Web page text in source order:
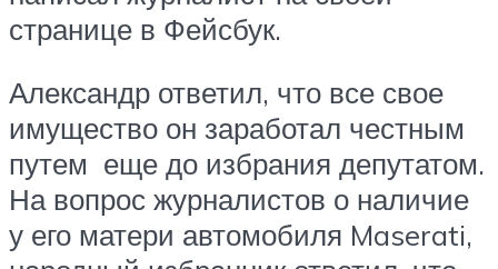
странице в Фейсбук.
Александр ответил, что все свое
имущество он заработал честным
путем еще до избрания депутатом.
На вопрос журналистов о наличие
у его матери автомобиля Maserati,